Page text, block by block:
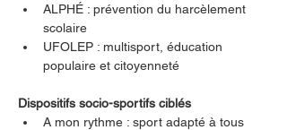
ALPHÉ : prévention du harcèlement
scolaire
UFOLEP : multisport, éducation
populaire et citoyenneté
Dispositifs socio-sportifs ciblés
A mon rythme : sport adapté à tous